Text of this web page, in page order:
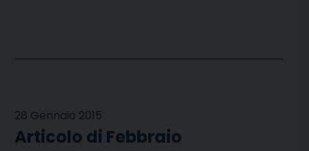
28 Gennaio 2015
Articolo di Febbraio